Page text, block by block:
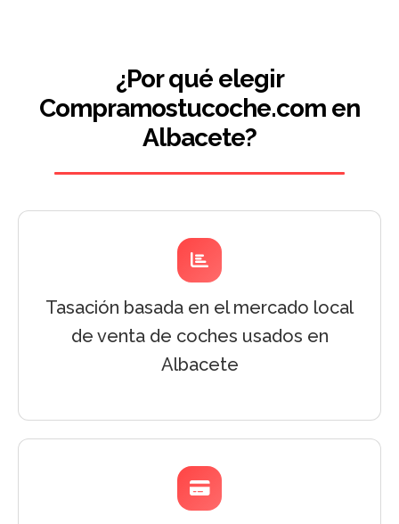
¿Por qué elegir
Compramostucoche.com en
Albacete?
Tasación basada en el mercado local
de venta de coches usados en
Albacete